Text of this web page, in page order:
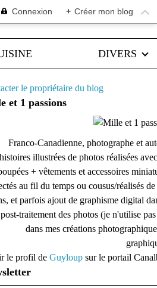
Connexion + Créer mon blog
DIVERS
le propriétaire du blog
et 1 passions
Franco-Canadienne, photographe et
illustrées de photos réalisées
+ vêtements et accessoires
au fil du temps ou cousus/réalisés de
et parfois ajout de graphisme digital
post-traitement des photos (je n'utilise
dans mes créations
le profil de Guyloup sur le portail